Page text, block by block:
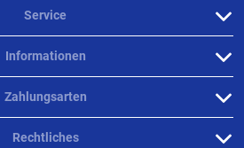
Service
Informationen
Rechtliches
Zahlungsarten